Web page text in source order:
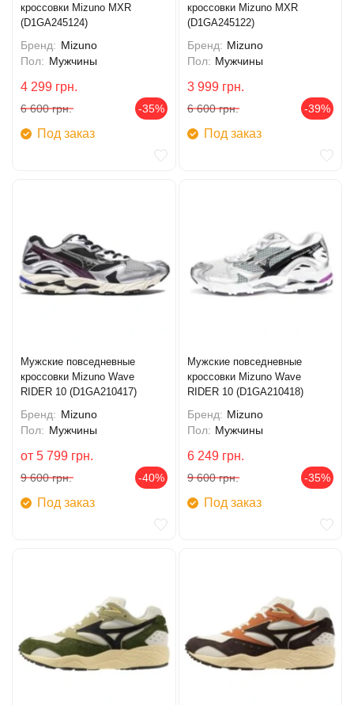
кроссовки Mizuno MXR
(D1GA245124)
Бренд: Mizuno
Пол: Мужчины
4 299 грн.
6 600 грн. -35%
Под заказ
кроссовки Mizuno MXR
(D1GA245122)
Бренд: Mizuno
Пол: Мужчины
3 999 грн.
6 600 грн. -39%
Под заказ
Мужские повседневные
кроссовки Mizuno Wave
RIDER 10 (D1GA210417)
Бренд: Mizuno
Пол: Мужчины
от 5 799 грн.
9 600 грн. -40%
Под заказ
Мужские повседневные
кроссовки Mizuno Wave
RIDER 10 (D1GA210418)
Бренд: Mizuno
Пол: Мужчины
6 249 грн.
9 600 грн. -35%
Под заказ